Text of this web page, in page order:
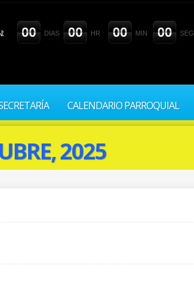
00 DIAS 00 HR 00 MIN 00 SEG
CALENDARIO PARROQUIAL
2025